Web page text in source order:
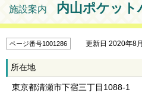
施設案内 内山ポケット
ページ番号1001286 更新日 2020年8
所在地
東京都清瀬市下宿三丁目1088-1